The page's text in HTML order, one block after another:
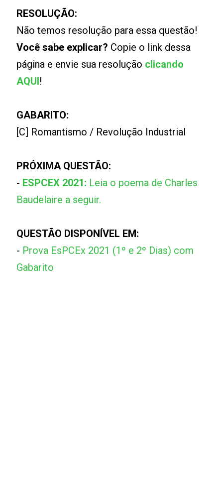
RESOLUÇÃO:
Não temos resolução para essa questão!
Você sabe explicar? Copie o link dessa
página e envie sua resolução clicando
AQUI!
GABARITO:
[C] Romantismo / Revolução Industrial
PRÓXIMA QUESTÃO:
- ESPCEX 2021: Leia o poema de Charles
Baudelaire a seguir.
QUESTÃO DISPONÍVEL EM:
- Prova EsPCEx 2021 (1º e 2º Dias) com
Gabarito